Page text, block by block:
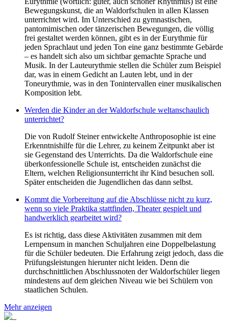
Bewegungskunst, die an Waldorfschulen in allen Klassen
unterrichtet wird. Im Unterschied zu gymnastischen,
pantomimischen oder tänzerischen Bewegungen, die völlig
frei gestaltet werden können, gibt es in der Eurythmie für
jeden Sprachlaut und jeden Ton eine ganz bestimmte Gebärde
– es handelt sich also um sichtbar gemachte Sprache und
Musik. In der Lauteurythmie stellen die Schüler zum Beispiel
dar, was in einem Gedicht an Lauten lebt, und in der
Toneurythmie, was in den Tonintervallen einer musikalischen
Komposition lebt.
Werden die Kinder an der Waldorfschule weltanschaulich
unterrichtet?
Die von Rudolf Steiner entwickelte Anthroposophie ist eine
Erkenntnishilfe für die Lehrer, zu keinem Zeitpunkt aber ist
sie Gegenstand des Unterrichts. Da die Waldorfschule eine
überkonfessionelle Schule ist, entscheiden zunächst die
Eltern, welchen Religionsunterricht ihr Kind besuchen soll.
Später entscheiden die Jugendlichen das dann selbst.
Kommt die Vorbereitung auf die Abschlüsse nicht zu kurz,
wenn so viele Praktika stattfinden, Theater gespielt und
handwerklich gearbeitet wird?
Es ist richtig, dass diese Aktivitäten zusammen mit dem
Lernpensum in manchen Schuljahren eine Doppelbelastung
für die Schüler bedeuten. Die Erfahrung zeigt jedoch, dass die
Prüfungsleistungen hierunter nicht leiden. Denn die
durchschnittlichen Abschlussnoten der Waldorfschüler liegen
mindestens auf dem gleichen Niveau wie bei Schülern von
staatlichen Schulen.
Mehr anzeigen